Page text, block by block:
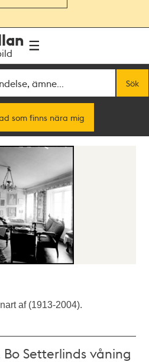
Sök
som finns nära mig
af (1913-2004).
Setterlinds våning